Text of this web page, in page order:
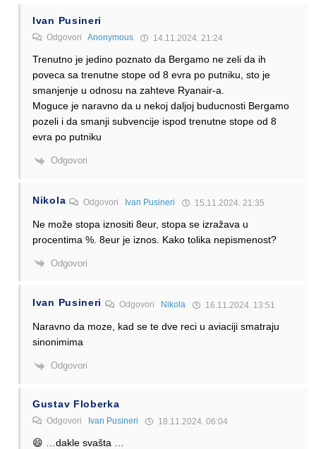
Ivan Pusineri
Odgovori Anonymous 14.11.2024. 21:24
Trenutno je jedino poznato da Bergamo ne zeli da ih
poveca sa trenutne stope od 8 evra po putniku, sto je
smanjenje u odnosu na zahteve Ryanair-a.
Moguce je naravno da u nekoj daljoj buducnosti Bergamo
pozeli i da smanji subvencije ispod trenutne stope od 8
evra po putniku
Odgovori
Nikola Odgovori Ivan Pusineri 15.11.2024. 21:35
Ne može stopa iznositi 8eur, stopa se izražava u
procentima %. 8eur je iznos. Kako tolika nepismenost?
Odgovori
Ivan Pusineri Odgovori Nikola 16.11.2024. 13:51
Naravno da moze, kad se te dve reci u aviaciji smatraju
sinonimima
Odgovori
Gustav Floberka
Odgovori Ivan Pusineri 18.11.2024. 06:04
😄 …dakle svašta …